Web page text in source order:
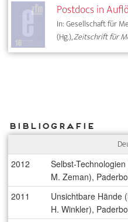
Postdocs in
In: Gesellschaft für
(Hg.),Zeitschrift für
Bibliografie
2012
Selbst-
M. Zeman),
2011
Unsichtbare Hände
H. Winkler),